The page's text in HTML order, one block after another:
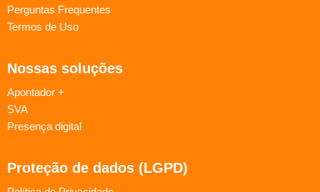
Perguntas Frequentes
Termos de Uso
Nossas soluções
Apontador +
SVA
Presença digital
Proteção de dados (LGPD)